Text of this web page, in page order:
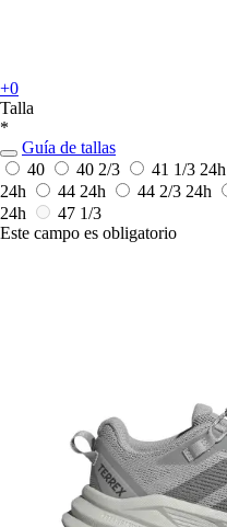
+0
Talla
*
Guía de tallas
40
40 2/3 41 1/3 24h
24h
44 24h 44 2/3 24h
24h
47 1/3
Este campo es obligatorio